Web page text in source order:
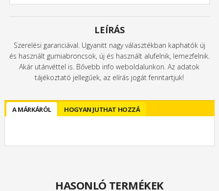
LEÍRÁS
Szerelési garanciával. Ugyanitt nagy választékban kaphatók új
és használt gumiabroncsok, új és használt alufelnik, lemezfelnik.
Akár utánvéttel is. Bővebb info weboldalunkon. Az adatok
tájékoztató jellegűek, az elírás jogát fenntartjuk!
A MÁRKÁRÓL HOGYAN JUTHAT HOZZÁ
HASONLÓ TERMÉKEK